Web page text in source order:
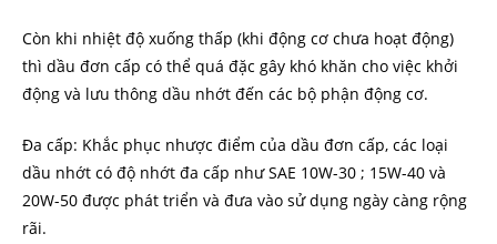
Còn khi nhiệt độ xuống thấp (khi động cơ chưa hoạt động)
thì dầu đơn cấp có thể quá đặc gây khó khăn cho việc khởi
động và lưu thông dầu nhớt đến các bộ phận động cơ.
Đa cấp: Khắc phục nhược điểm của dầu đơn cấp, các loại
dầu nhớt có độ nhớt đa cấp như SAE 10W-30 ; 15W-40 và
20W-50 được phát triển và đưa vào sử dụng ngày càng rộng
rãi.